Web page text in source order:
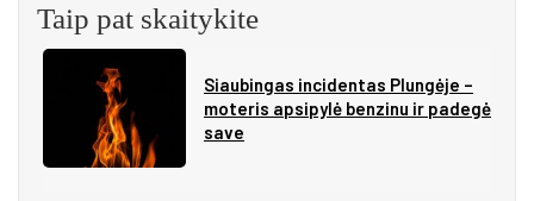
Taip pat skaitykite
Siau­bin­gas in­ci­den­tas Plun­gė­je –
mo­te­ris ap­si­py­lė ben­zi­nu ir pa­de­gė
sa­ve